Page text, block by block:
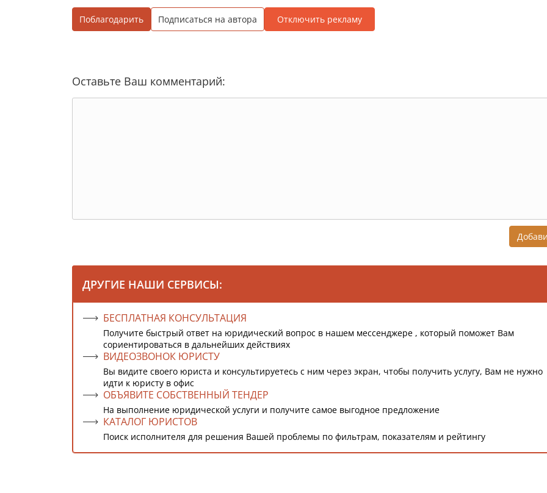
Поблагодарить Подписаться на автора Отключить рекламу
Оставьте Ваш комментарий:
ДРУГИЕ НАШИ СЕРВИСЫ:
БЕСПЛАТНАЯ КОНСУЛЬТАЦИЯ
Получите быстрый ответ на юридический вопрос в нашем мессенджере , который поможет Вам
сориентироваться в дальнейших действиях
ВИДЕОЗВОНОК ЮРИСТУ
Вы видите своего юриста и консультируетесь с ним через экран, чтобы получить услугу, Вам не нужно
идти к юристу в офис
ОБЪЯВИТЕ СОБСТВЕННЫЙ ТЕНДЕР
На выполнение юридической услуги и получите самое выгодное предложение
КАТАЛОГ ЮРИСТОВ
Поиск исполнителя для решения Вашей проблемы по фильтрам, показателям и рейтингу